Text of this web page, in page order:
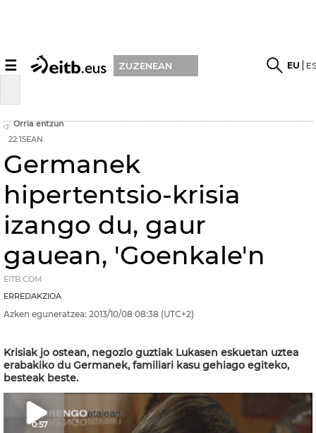
☰ ZUZENEAN EU
Orria entzun
22:15EAN
Germanek
hipertentsio-krisia
izango du, gaur
gauean, 'Goenkale'n
EITB.COM
ERREDAKZIOA
Azken eguneratzea: 2013/10/08 08:38 (UTC+2)
Krisiak jo ostean, negozio guztiak Lukasen eskuetan uztea
erabakiko du Germanek, familiari kasu gehiago egiteko,
besteak beste.
0:57